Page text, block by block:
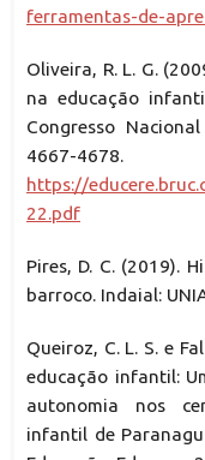
ferramentas-de-
Oliveira, R. L. G.
na educação
Congresso
4667-
https://
22.pdf
Pires, D. C. (2019).
barroco. Indaial:
Queiroz, C. L. S. e
educação infantil:
autonomia nos
infantil de